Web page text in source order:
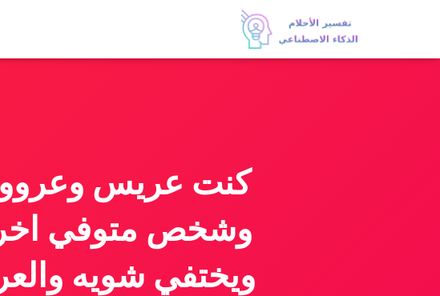
ويختفي شويه